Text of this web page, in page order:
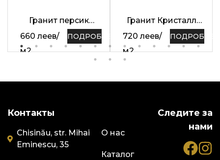
Гранит персик
Красный 60 x 30 x 1.5
660 леев/
м2
ПОДРОБНЕЕ
Гранит Кристалл
Белый
Нескользящий
720 леев/
м2
ПОДРОБНЕЕ
Контакты
Chisinău, str. Mihai
Eminescu, 35
О нас
Каталог
Следите за
нами